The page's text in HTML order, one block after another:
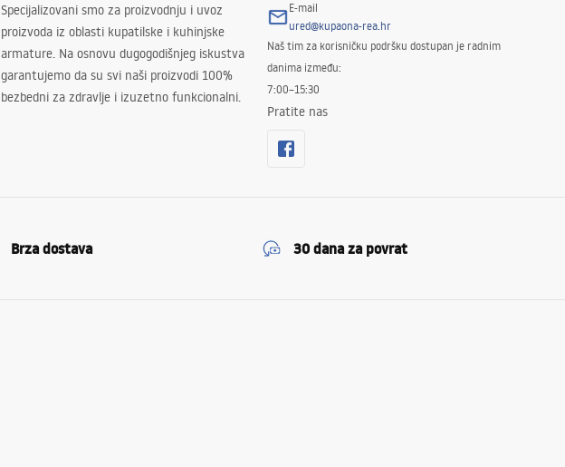
Specijalizovani smo za proizvodnju i uvoz
proizvoda iz oblasti kupatilske i kuhinjske
armature. Na osnovu dugogodišnjeg iskustva
garantujemo da su svi naši proizvodi 100%
bezbedni za zdravlje i izuzetno funkcionalni.
E-mail
ured@kupaona-rea.hr
Naš tim za korisničku podršku dostupan je radnim
danima između:
7:00–15:30
Pratite nas
Brza dostava 30 dana za povrat